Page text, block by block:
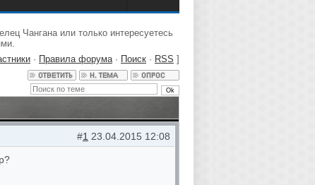
Чангана или только интересуетесь
· Правила форума· Поиск · RSS ]
#1 23.04.2015 12:08